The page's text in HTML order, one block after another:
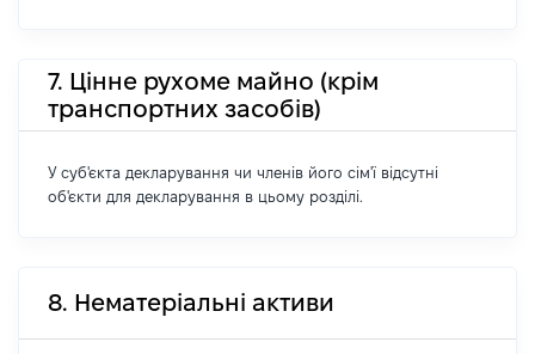
7. Цінне рухоме майно (крім
транспортних засобів)
У суб'єкта декларування чи членів його сім'ї відсутні
об'єкти для декларування в цьому розділі.
8. Нематеріальні активи